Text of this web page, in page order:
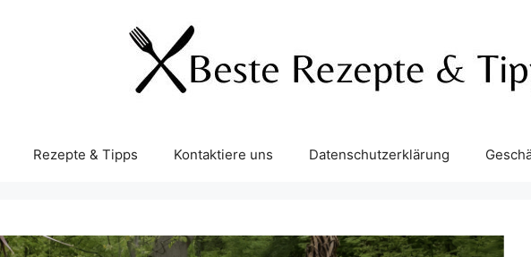
Rezepte & Tipps Kontaktiere uns Datenschutzerklärung